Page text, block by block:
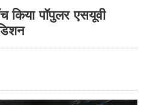
किया पॉपुलर एसयूवी